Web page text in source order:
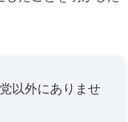
以外にありませ